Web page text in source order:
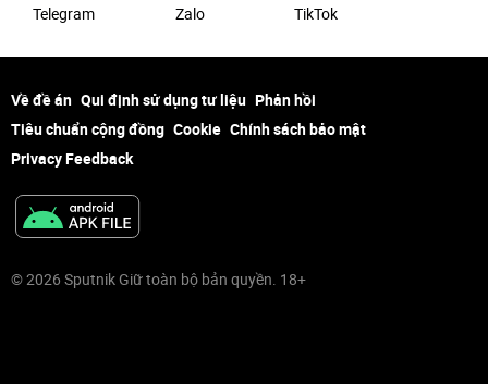
Telegram Zalo ТikТоk
Về đề án Qui định sử dụng tư liệu Phản hồi
Tiêu chuẩn cộng đồng Cookie Chính sách bảo mật
Privacy Feedback
© 2026 Sputnik Giữ toàn bộ bản quyền. 18+